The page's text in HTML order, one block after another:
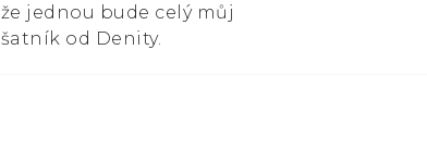
že jednou bude celý můj
šatník od Denity.